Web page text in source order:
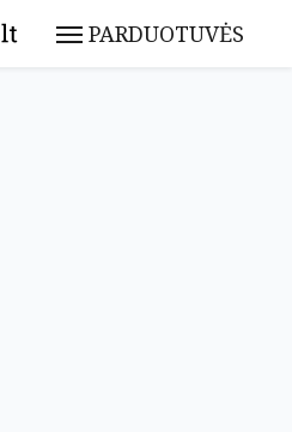
PARDUOTUVĖS